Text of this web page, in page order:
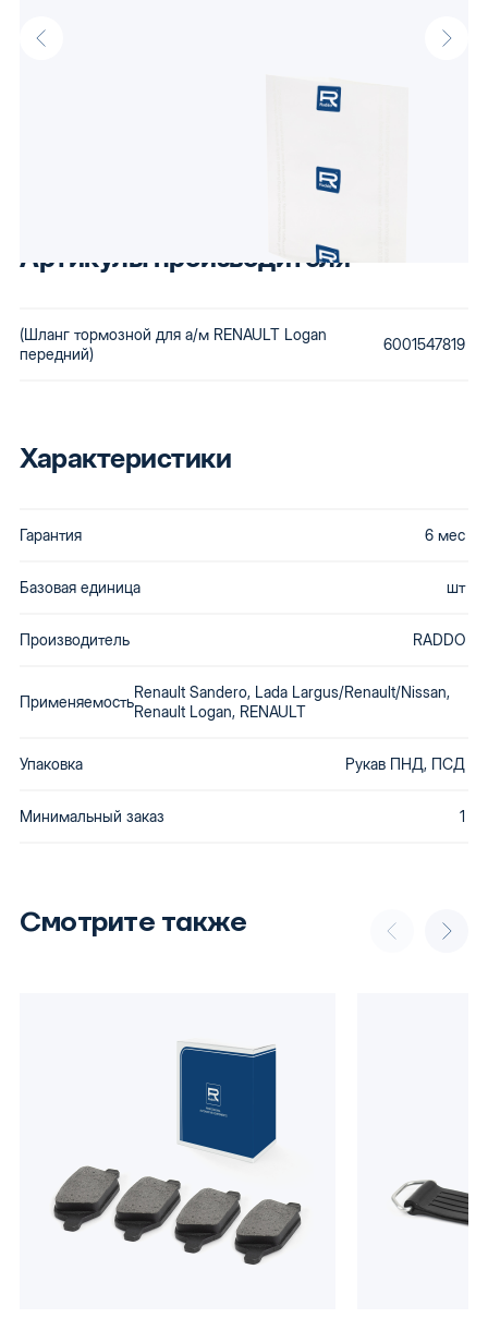
Шланг тормозной для а/м RENAULT Logan передний оптом от
автокомпонентами. Низкая стоимость сохраняется за счет
использования бюджетного сырья и вторичной переработки
бракованной продукции. Купив автозапчасти Raddo, Вы
Артикулы производителя
(Шланг тормозной для а/м RENAULT Logan
передний)
6001547819
Характеристики
Гарантия 6 мес
Базовая единица шт
Производитель RADDO
Применяемость
Renault Sandero, Lada Largus/Renault/Nissan,
Renault Logan, RENAULT
Упаковка Рукав ПНД, ПСД
Минимальный заказ 1
Смотрите также